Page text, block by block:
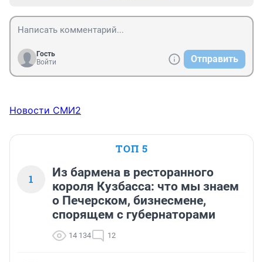
Гость
Войти
Отправить
Новости СМИ2
ТОП 5
1
Из бармена в ресторанного
короля Кузбасса: что мы знаем
о Печерском, бизнесмене,
спорящем с губернаторами
14 134 12